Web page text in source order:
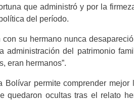
que administró y por la
del período.
su hermano nunca
administración del patrimonio
eran hermanos”.
permite comprender
quedaron ocultas tras el relato